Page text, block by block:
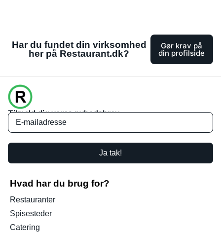
Har du fundet din virksomhed
her på Restaurant.dk?
Gør krav på
din profilside
Tilmeld dig vores nyhedsbrev
Ja tak!
Hvad har du brug for?
Restauranter
Spisesteder
Catering